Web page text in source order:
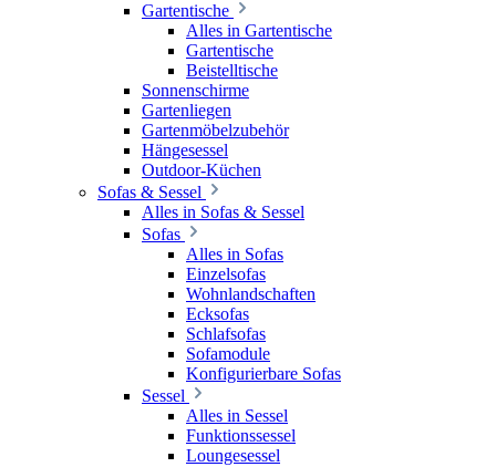
Gartentische
Alles in Gartentische
Gartentische
Beistelltische
Sonnenschirme
Gartenliegen
Gartenmöbelzubehör
Hängesessel
Outdoor-Küchen
Sofas & Sessel
Alles in Sofas & Sessel
Sofas
Alles in Sofas
Einzelsofas
Wohnlandschaften
Ecksofas
Schlafsofas
Sofamodule
Konfigurierbare Sofas
Sessel
Alles in Sessel
Funktionssessel
Loungesessel